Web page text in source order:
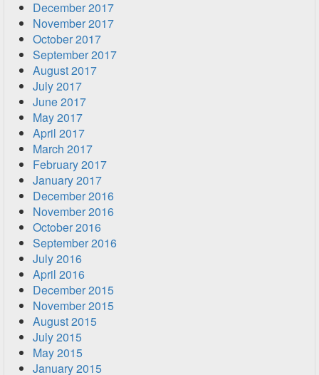
December 2017
November 2017
October 2017
September 2017
August 2017
July 2017
June 2017
May 2017
April 2017
March 2017
February 2017
January 2017
December 2016
November 2016
October 2016
September 2016
July 2016
April 2016
December 2015
November 2015
August 2015
July 2015
May 2015
January 2015